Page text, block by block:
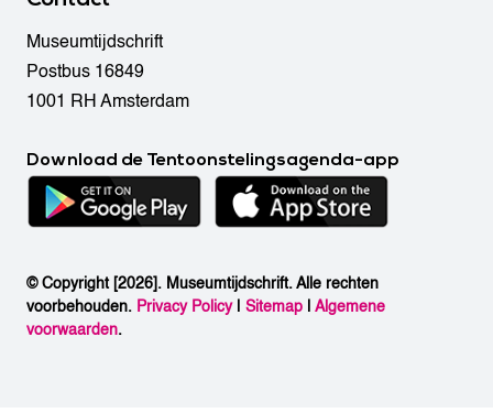
Museumtijdschrift
Postbus 16849
1001 RH Amsterdam
Download de Tentoonstelingsagenda-app
© Copyright [2026]. Museumtijdschrift. Alle rechten
voorbehouden. Privacy Policy| Sitemap |Algemene
voorwaarden.